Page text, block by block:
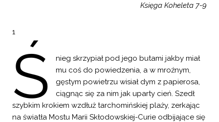
Księga Koheleta 7-9
1
Ś
nieg skrzypiał pod jego butami jakby miał
mu coś do powiedzenia, a w mroźnym,
gęstym powietrzu wisiał dym z papierosa,
ciągnąc się za nim jak uparty cień. Szedł
szybkim krokiem wzdłuż tarchomińskiej plaży, zerkając
na światła Mostu Marii Skłodowskiej-Curie odbijające się